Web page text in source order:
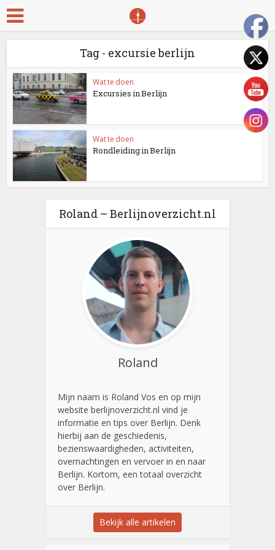
Tag - excursie berlijn
Wat te doen
Excursies in Berlijn
Wat te doen
Rondleiding in Berlijn
Roland – Berlijnoverzicht.nl
Roland
Mijn naam is Roland Vos en op mijn
website berlijnoverzicht.nl vind je
informatie en tips over Berlijn. Denk
hierbij aan de geschiedenis,
bezienswaardigheden, activiteiten,
overnachtingen en vervoer in en naar
Berlijn. Kortom, een totaal overzicht
over Berlijn.
Bekijk alle artikelen